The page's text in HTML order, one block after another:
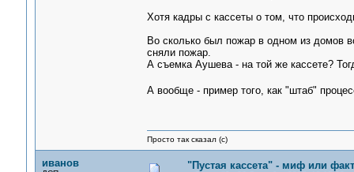
Хотя кадры с кассеты о том, что
Во сколько был пожар в одном из домов
сняли пожар.
А съемка Аушева - на той же кассете?
А вообще - пример того, как "штаб"
Просто так сказал (с)
иванов "Пустая кассета" - миф или